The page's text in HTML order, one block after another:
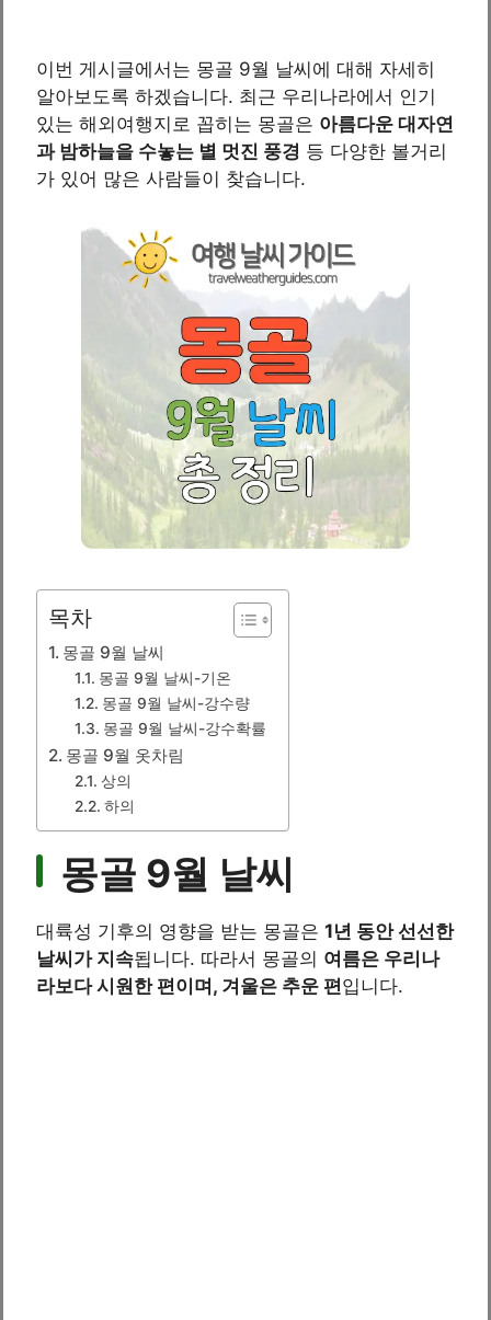
이번 게시글에서는 몽골 9월 날씨에 대해 자세히
알아보도록 하겠습니다. 최근 우리나라에서 인기
있는 해외여행지로 꼽히는 몽골은 아름다운 대자연
과 밤하늘을 수놓는 별 멋진 풍경 등 다양한 볼거리
가 있어 많은 사람들이 찾습니다.
목차
몽골 9월 날씨
몽골 9월 날씨-기온
몽골 9월 날씨-강수량
몽골 9월 날씨-강수확률
몽골 9월 옷차림
상의
하의
몽골 9월 날씨
대륙성 기후의 영향을 받는 몽골은 1년 동안 선선한
날씨가 지속됩니다. 따라서 몽골의 여름은 우리나
라보다 시원한 편이며, 겨울은 추운 편입니다.